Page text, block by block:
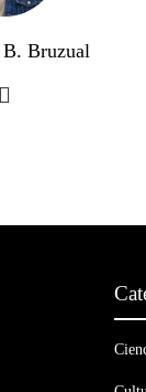
B. Bruzual